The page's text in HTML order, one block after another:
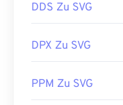
DDS Zu SVG
DPX Zu SVG
PPM Zu SVG